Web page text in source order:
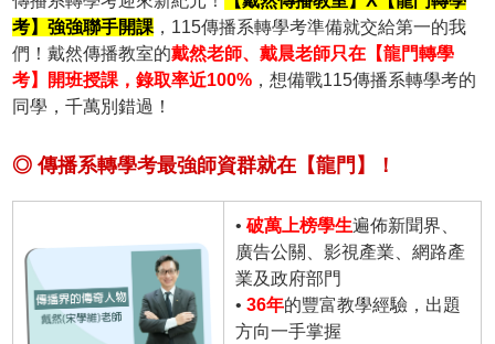
考】強強聯手開課，115傳播系轉學考準備就交給第一的我
們！戴然傳播教室的戴然老師、戴晨老師只在【龍門轉學
考】開班授課，錄取率近100% ，想備戰115傳播系轉學考的
同學，千萬別錯過！
◎ 傳播系轉學考最強師資群就在【龍門】！
•破萬上榜學生遍佈新聞界、
廣告公關、影視產業、網路產
業及政府部門
•36年的豐富教學經驗，出題
方向一手掌握